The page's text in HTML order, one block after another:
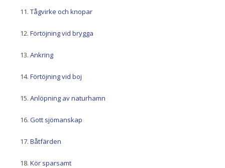
Tågvirke och knopar
Förtöjning vid brygga
Ankring
Förtöjning vid boj
Anlöpning av naturhamn
Gott sjömanskap
Båtfärden
Kör sparsamt